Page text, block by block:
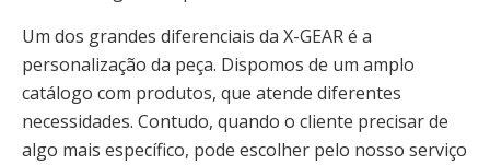
Um dos grandes diferenciais da X-GEAR é a
personalização da peça. Dispomos de um amplo
catálogo com produtos, que atende diferentes
necessidades. Contudo, quando o cliente precisar de
algo mais específico, pode escolher pelo nosso serviço